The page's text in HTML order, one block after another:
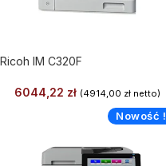
Ricoh IM C320F
6044,22 zł (4914,00 zł netto)
Nowość !